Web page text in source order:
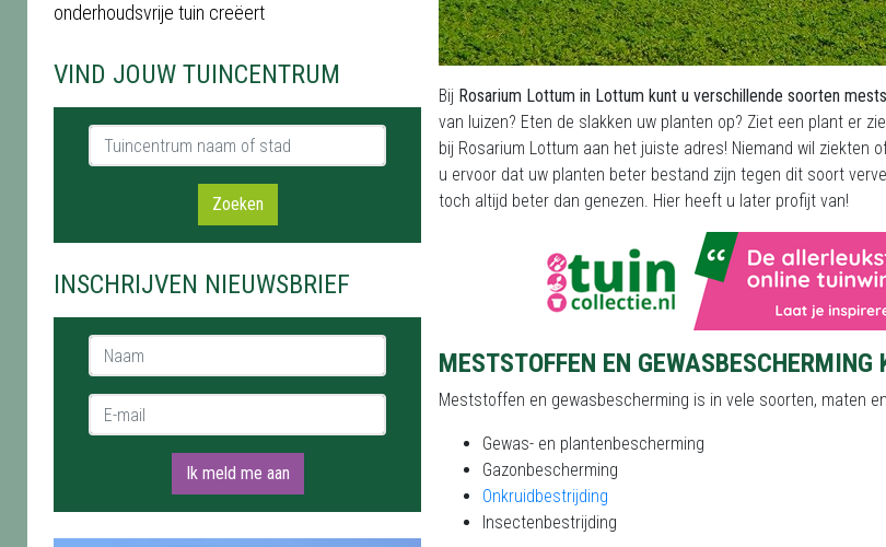
onderhoudsvrije tuin creëert
VIND JOUW TUINCENTRUM
Tuincentrum naam of stad
Zoeken
INSCHRIJVEN NIEUWSBRIEF
Naam *
E-mail *
Ik meld me aan
Bij Rosarium Lottum in Lottum kunt u verschillende soorten
van luizen? Eten de slakken uw planten op? Ziet een plant er
bij Rosarium Lottum aan het juiste adres! Niemand wil
u ervoor dat uw planten beter bestand zijn tegen dit soort
toch altijd beter dan genezen. Hier heeft u later profijt van!
MESTSTOFFEN EN
Meststoffen en gewasbescherming is in vele soorten, maten
Gewas- en plantenbescherming
Gazonbescherming
Onkruidbestrijding
Insectenbestrijding